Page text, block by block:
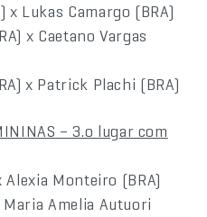
x Lukas Camargo (BRA)
x Caetano Vargas
x Patrick Plachi (BRA)
– 3.o lugar com
Monteiro (BRA)
Maria Amelia Autuori